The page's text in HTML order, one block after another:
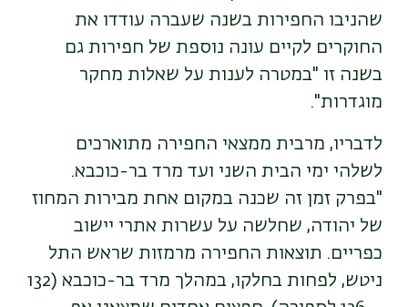
שהניבו החפירות בשנה שעברה עודדו את
החוקרים לקיים עונה נוספת של חפירות גם
בשנה זו "במטרה לענות על שאלות מחקר
מוגדרות".
לדבריו, מרבית ממצאי החפירה מתוארכים
לשלהי ימי הבית השני ועד מרד בר-כוכבא.
"בפרק זמן זה שכנה במקום אחת מבירות המחוז
של יהודה, שחלשה על עשרות אתרי יישוב
כפריים. תוצאות החפירה מרמזות שראש התל
ניטש, לפחות בחלקו, במהלך מרד בר-כוכבא (132